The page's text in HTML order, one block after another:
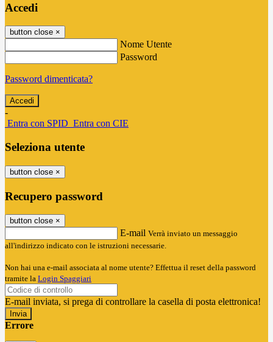
Accedi
button close ×
Nome Utente
Password
Password dimenticata?
-
Entra con SPID Entra con CIE
Seleziona utente
button close ×
Recupero password
button close ×
E-mail Verrà inviato un messaggio
all'indirizzo indicato con le istruzioni necessarie.
Non hai una e-mail associata al nome utente? Effettua il reset della password
tramite la Login Spaggiari
E-mail inviata, si prega di controllare la casella di posta elettronica!
Errore